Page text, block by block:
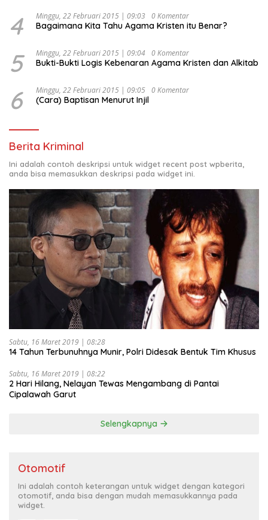
4 Minggu, 22 Februari 2015 | 09:03 0 Komentar
Bagaimana Kita Tahu Agama Kristen itu Benar?
5 Minggu, 22 Februari 2015 | 09:04 0 Komentar
Bukti-Bukti Logis Kebenaran Agama Kristen dan Alkitab
6 Minggu, 22 Februari 2015 | 09:05 0 Komentar
(Cara) Baptisan Menurut Injil
Berita Kriminal
Ini adalah contoh deskripsi untuk widget recent post wpberita,
anda bisa memasukkan deskripsi pada widget ini.
Sabtu, 16 Maret 2019 | 08:28
14 Tahun Terbunuhnya Munir, Polri Didesak Bentuk Tim Khusus
Sabtu, 16 Maret 2019 | 08:22
2 Hari Hilang, Nelayan Tewas Mengambang di Pantai
Cipalawah Garut
Selengkapnya
Otomotif
Ini adalah contoh keterangan untuk widget dengan kategori
otomotif, anda bisa dengan mudah memasukkannya pada
widget.